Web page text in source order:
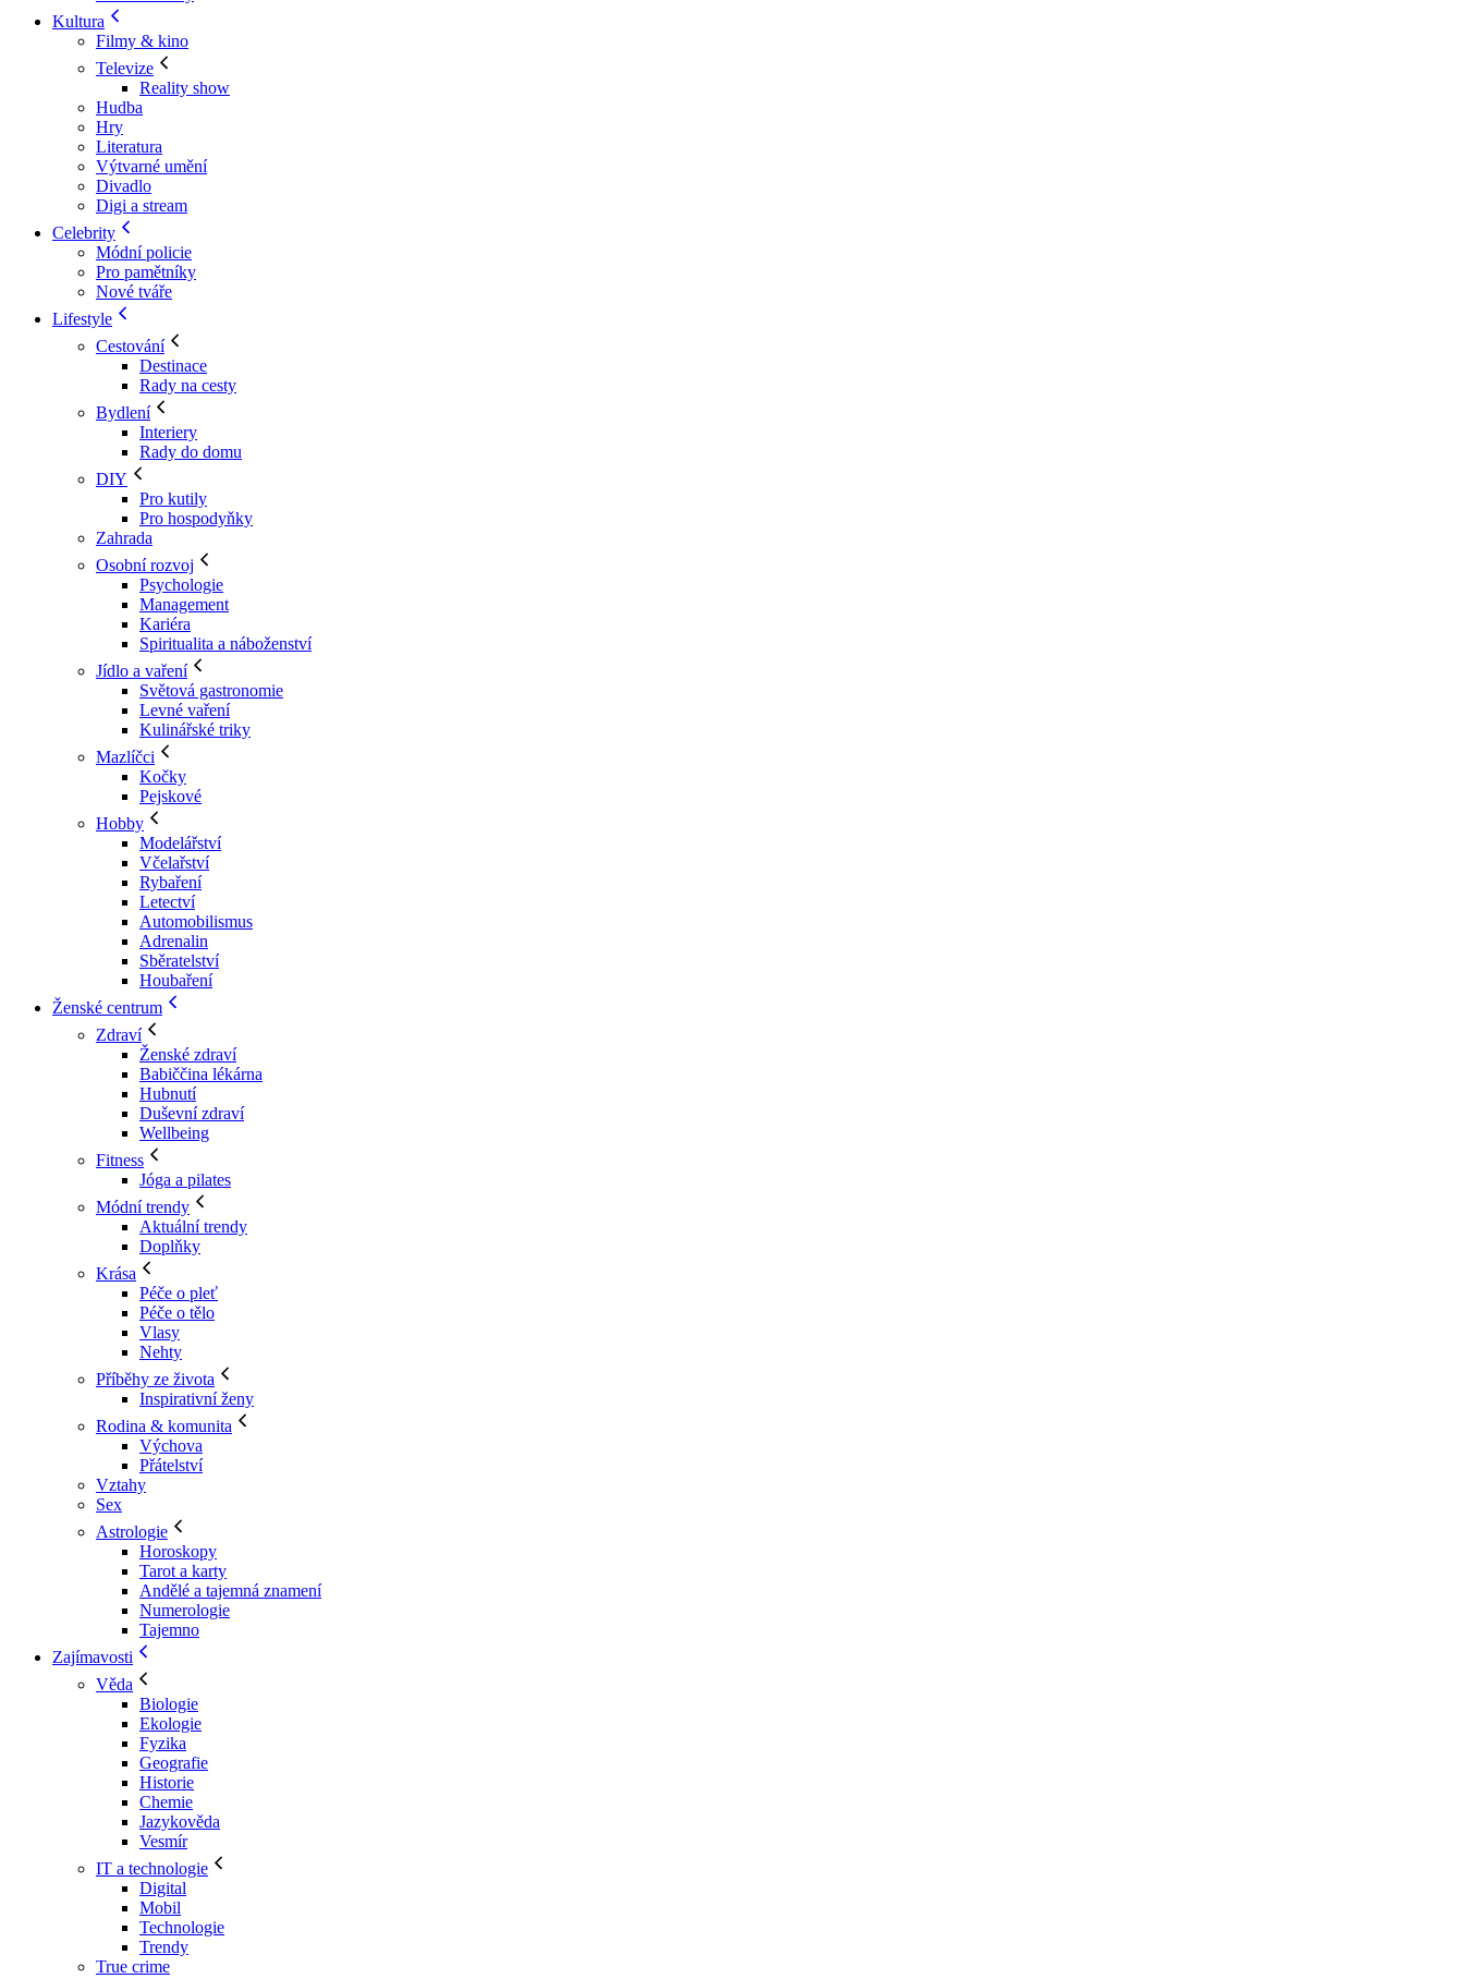
Kultura
Filmy & kino
Televize
Reality show
Hudba
Hry
Literatura
Výtvarné umění
Divadlo
Digi a stream
Celebrity
Módní policie
Pro pamětníky
Nové tváře
Lifestyle
Cestování
Destinace
Rady na cesty
Bydlení
Interiery
Rady do domu
DIY
Pro kutily
Pro hospodyňky
Zahrada
Osobní rozvoj
Psychologie
Management
Kariéra
Spiritualita a náboženství
Jídlo a vaření
Světová gastronomie
Levné vaření
Kulinářské triky
Mazlíčci
Kočky
Pejskové
Hobby
Modelářství
Včelařství
Rybaření
Letectví
Automobilismus
Adrenalin
Sběratelství
Houbaření
Ženské centrum
Zdraví
Ženské zdraví
Babiččina lékárna
Hubnutí
Duševní zdraví
Wellbeing
Fitness
Jóga a pilates
Módní trendy
Aktuální trendy
Doplňky
Krása
Péče o pleť
Péče o tělo
Vlasy
Nehty
Příběhy ze života
Inspirativní ženy
Rodina & komunita
Výchova
Přátelství
Vztahy
Sex
Astrologie
Horoskopy
Tarot a karty
Andělé a tajemná znamení
Numerologie
Tajemno
Zajímavosti
Věda
Biologie
Ekologie
Fyzika
Geografie
Historie
Chemie
Jazykověda
Vesmír
IT a technologie
Digital
Mobil
Technologie
Trendy
True crime